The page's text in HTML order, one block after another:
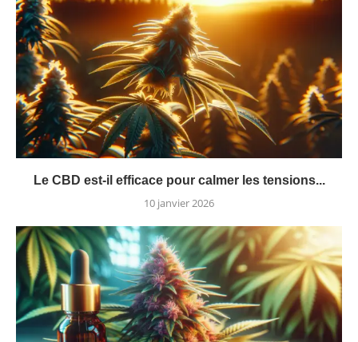
Le CBD est-il efficace pour calmer les tensions...
10 janvier 2026